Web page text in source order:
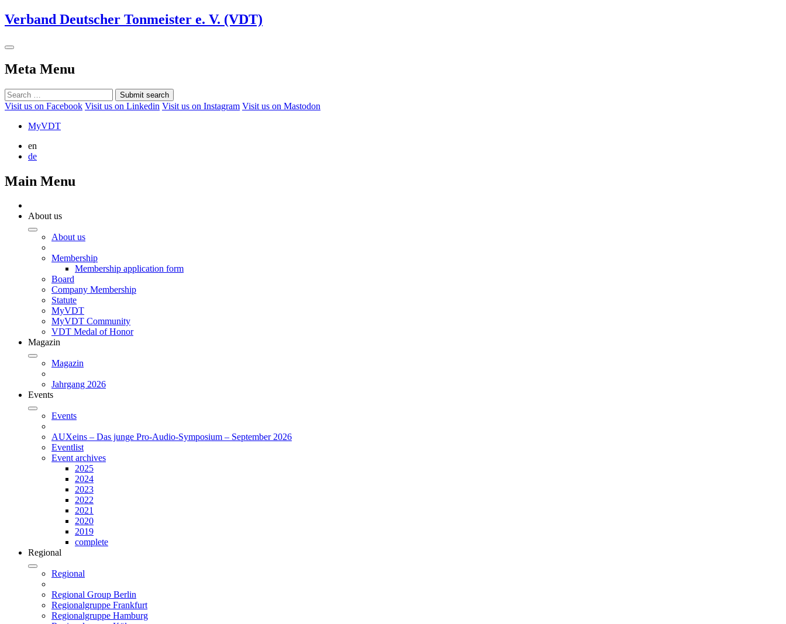
Verband Deutscher Tonmeister e. V. (VDT)
Meta Menu
Submit search
Visit us on Facebook Visit us on Linkedin Visit us on Instagram Visit us on Mastodon
MyVDT
en
de
Main Menu
About us
About us
Membership
Membership application form
Board
Company Membership
Statute
MyVDT
MyVDT Community
VDT Medal of Honor
Magazin
Magazin
Jahrgang 2026
Events
Events
AUXeins – Das junge Pro-Audio-Symposium – September 2026
Eventlist
Event archives
2025
2024
2023
2022
2021
2020
2019
complete
Regional
Regional
Regional Group Berlin
Regionalgruppe Frankfurt
Regionalgruppe Hamburg